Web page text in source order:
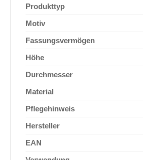
Produkttyp
Motiv
Fassungsvermögen
Höhe
Durchmesser
Material
Pflegehinweis
Hersteller
EAN